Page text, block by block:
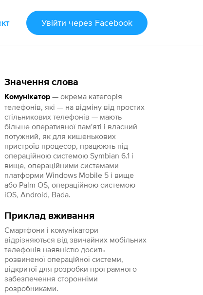
Увійти через Facebook
Значення слова
Комунікатор — окрема категорія
телефонів, які — на відміну від простих
стільникових телефонів — мають
більше оперативної пам'яті і власний
потужний, як для кишенькових
пристроїв процесор, працюють під
операційною системою Symbian 6.1 і
вище, операційними системами
платформи Windows Mobile 5 і вище
або Palm OS, операційною системою
iOS, Android, Bada.
Приклад вживання
Смартфони і комунікатори
відрізняються від звичайних мобільних
телефонів наявністю досить
розвиненої операційної системи,
відкритої для розробки програмного
забезпечення сторонніми
розробниками.